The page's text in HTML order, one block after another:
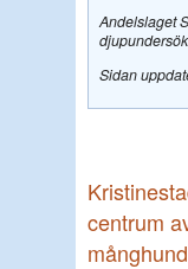
Andelslaget
Sidan
centrum